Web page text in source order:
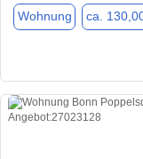
Wohnung ca.